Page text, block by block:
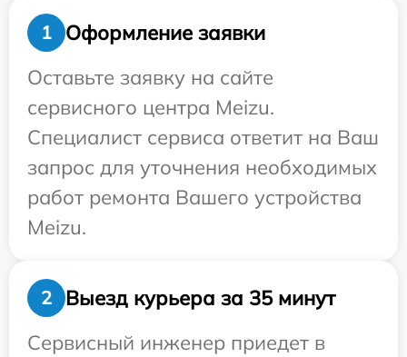
1
Оформление заявки
Оставьте заявку на сайте
сервисного центра Meizu.
Специалист сервиса ответит на Ваш
запрос для уточнения необходимых
работ ремонта Вашего устройства
Meizu.
2
Выезд курьера за 35 минут
Сервисный инженер приедет в